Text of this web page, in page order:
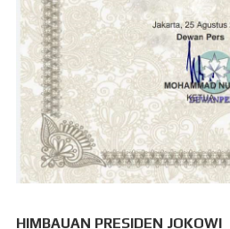
HIMBAUAN PRESIDEN JOKOWI